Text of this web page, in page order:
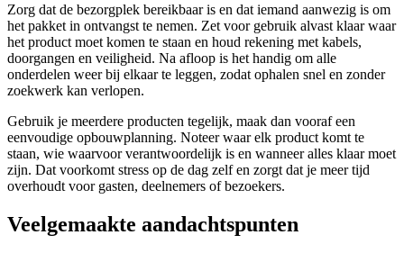
Zorg dat de bezorgplek bereikbaar is en dat iemand aanwezig is om
het pakket in ontvangst te nemen. Zet voor gebruik alvast klaar waar
het product moet komen te staan en houd rekening met kabels,
doorgangen en veiligheid. Na afloop is het handig om alle
onderdelen weer bij elkaar te leggen, zodat ophalen snel en zonder
zoekwerk kan verlopen.
Gebruik je meerdere producten tegelijk, maak dan vooraf een
eenvoudige opbouwplanning. Noteer waar elk product komt te
staan, wie waarvoor verantwoordelijk is en wanneer alles klaar moet
zijn. Dat voorkomt stress op de dag zelf en zorgt dat je meer tijd
overhoudt voor gasten, deelnemers of bezoekers.
Veelgemaakte aandachtspunten